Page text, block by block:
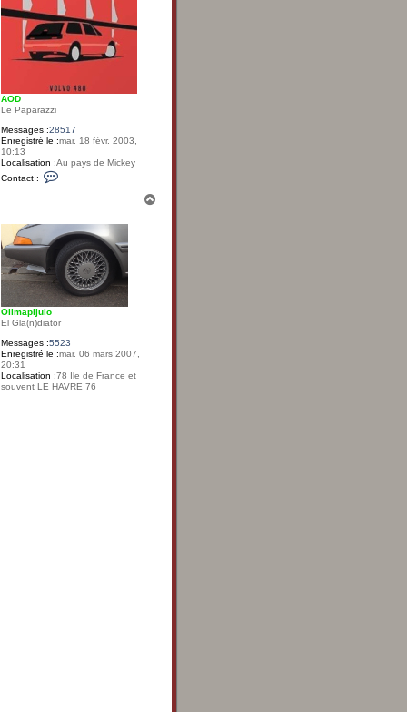
AOD
Le Paparazzi
Messages :28517
Enregistré le :mar. 18 févr. 2003,
10:13
Localisation :Au pays de Mickey
Contact :
c
t
e
A
O
D
Olimapijulo
El Gla(n)diator
Messages :5523
Enregistré le :mar. 06 mars 2007,
20:31
Localisation :78 Ile de France et
souvent LE HAVRE 76